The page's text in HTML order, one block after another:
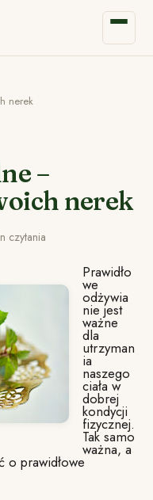
nerek
–
nerek
czytania
Prawidło
we
odżywia
nie jest
ważne
dla
utrzyman
ia
naszego
ciała w
dobrej
kondycji
fizycznej.
Tak samo
ważna, a
o prawidłowe